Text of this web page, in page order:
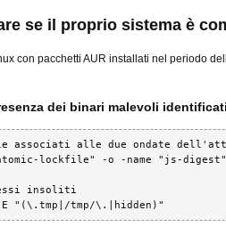
se il proprio sistema è
con pacchetti AUR installati nel periodo
dei binari malevoli identificati
associati alle due ondate
lockfile" -o -name "js-
insoliti
"(\.tmp|/tmp/\.|hidden)"